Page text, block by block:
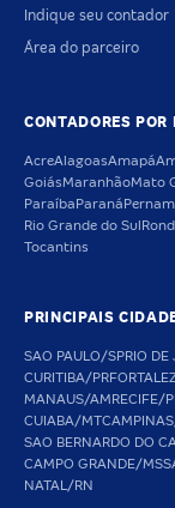
Indique seu contador
Área do parceiro
CONTADORES POR
AcreAlagoasAmapá
GoiásMaranhãoMato
Paraíba Paraná
Rio Grande do Sul
Tocantins
PRINCIPAIS
SAO PAULO/SPRIO
CURITIBA/PR
MANAUS/AMRECIFE/
CUIABA/MT
SAO BERNARDO DO
CAMPO GRANDE/MS
NATAL/RN